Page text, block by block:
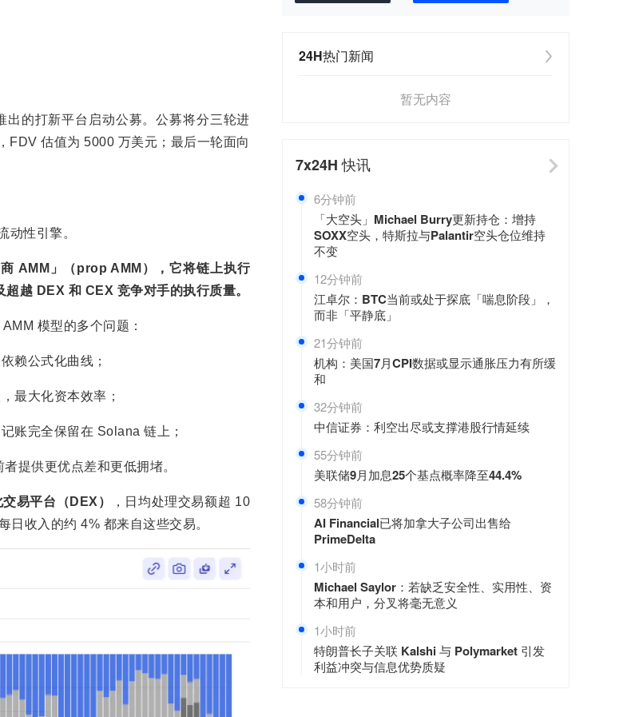
的打新平台启动公募。公募将分三轮进
FDV 估值为 5000 万美元；最后一轮面向
动性引擎。
AMM」（prop AMM），它将链上执行
越 DEX 和 CEX 竞争对手的执行质量。
模型的多个问题：
赖公式化曲线；
最大化资本效率；
账完全保留在 Solana 链上；
提供更优点差和更低拥堵。
易平台（DEX）
，日均处理交易额超 10
收入的约 4% 都来自这些交易。
24H热门新闻
暂无内容
7x24H快讯
6分钟前
「大空头」Michael Burry更新持仓：增持
SOXX空头，特斯拉与Palantir空头仓位维持
不变
12分钟前
江卓尔：BTC当前或处于探底「喘息阶段」，
而非「平静底」
21分钟前
机构：美国7月CPI数据或显示通胀压力有所缓
和
32分钟前
中信证券：利空出尽或支撑港股行情延续
55分钟前
美联储9月加息25个基点概率降至44.4%
58分钟前
AI Financial已将加拿大子公司出售给
PrimeDelta
1小时前
Michael Saylor：若缺乏安全性、实用性、资
本和用户，分叉将毫无意义
1小时前
特朗普长子关联 Kalshi 与 Polymarket 引发
利益冲突与信息优势质疑